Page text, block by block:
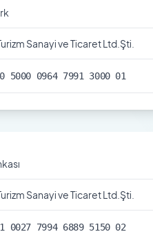
Sanayi ve Ticaret Ltd.Şti.
5000 0964 7991 3000 01
Sanayi ve Ticaret Ltd.Şti.
0027 7994 6889 5150 02